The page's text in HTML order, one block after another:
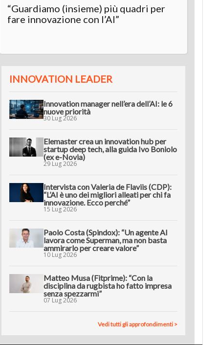
“Guardiamo (insieme) più quadri per
fare innovazione con l’AI”
INNOVATION LEADER
Innovation manager nell’era dell’AI: le 6
nuove priorità
30 Lug 2026
Elemaster crea un innovation hub per
startup deep tech, alla guida Ivo Boniolo
(ex e-Novia)
29 Lug 2026
Intervista con Valeria de Flaviis (CDP):
“L’AI è uno dei migliori alleati per chi fa
innovazione. Ecco perché”
15 Lug 2026
Paolo Costa (Spindox): “Un agente AI
lavora come Superman, ma non basta
ammirarlo per creare valore”
10 Lug 2026
Matteo Musa (Fitprime): “Con la
disciplina da rugbista ho fatto impresa
senza spezzarmi”
07 Lug 2026
Vedi tutti gli approfondimenti >